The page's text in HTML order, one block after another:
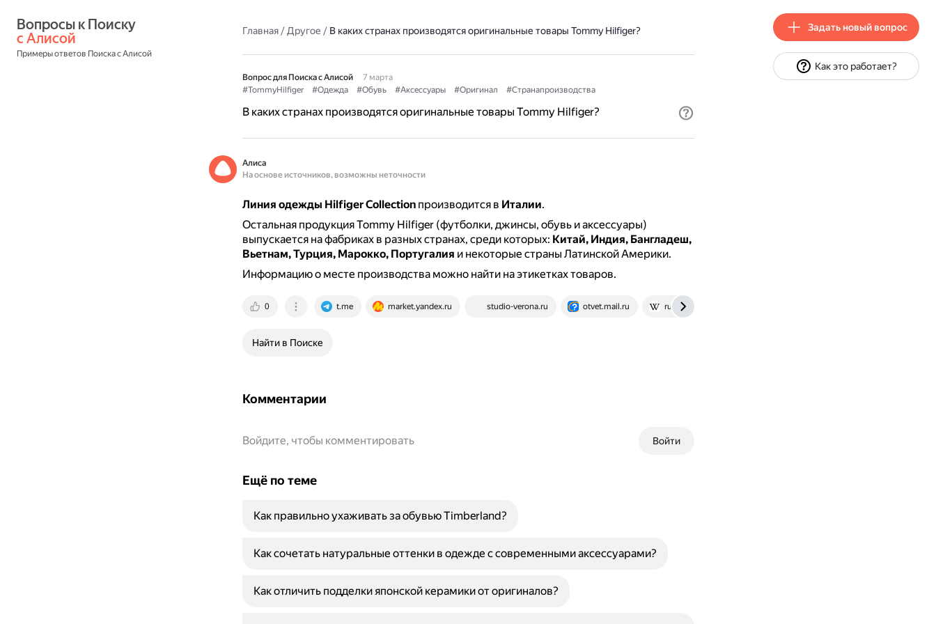
с Алисой
Примеры ответов Поиска с Алисой
Главная/Другое / В каких странах производятся оригинальные товары Tommy Hilfiger?
Вопрос для Поиска с Алисой
7 марта
#TommyHilfiger
#Одежда #Обувь #Аксессуары #Оригинал #Странапроизводства
В каких странах производятся оригинальные товары Tommy Hilfiger?
Алиса
На основе источников, возможны неточности
Линия одежды Hilfiger Collectionпроизводится в Италии.
Остальная продукция Tommy Hilfiger (футболки, джинсы, обувь и аксессуары)
выпускается на фабриках в разных странах, среди которых: Китай, Индия, Бангладеш,
Вьетнам, Турция, Марокко, Португалия и некоторые страны Латинской Америки.
Информацию о месте производства можно найти на этикетках товаров.
0 t.me market.yandex.ru studio-verona.ru otvet.mail.ru ru.wikipedia.org
Найти в Поиске
Комментарии
Войти
Войдите, чтобы комментировать
Ещё по теме
Как правильно ухаживать за обувью Timberland?
Как сочетать натуральные оттенки в одежде с современными аксессуарами?
Как отличить подделки японской керамики от оригиналов?
Задать новый вопрос
Как это работает?